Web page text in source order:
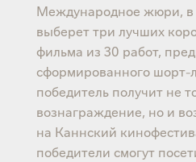
Международное жюри, в
выберет три лучших
фильма из 30 работ,
сформированного
победитель получит не
вознаграждение, но и
на Каннский
победители смогут